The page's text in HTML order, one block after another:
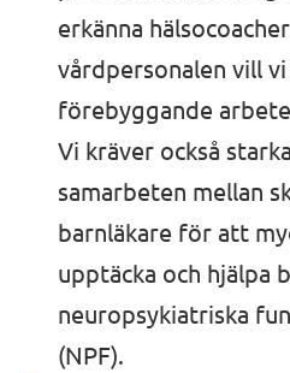
erkänna
vårdpersonalen vill
förebyggande
Vi kräver också
samarbeten mellan
barnläkare för att
upptäcka och hjälpa
neuropsykiatriska
(NPF).